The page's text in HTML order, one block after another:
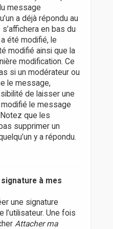
message
a déjà répondu au
en bas du
été modifié, le
modifié ainsi que la
modification. Ce
si un modérateur ou
le message,
de laisser une
modifié le message
que les
supprimer un
y a répondu.
à mes
une signature
l’utilisateur. Une fois
Attacher ma